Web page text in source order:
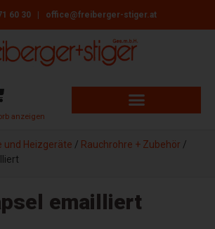
60 30 office@freiberger-stiger.at
anzeigen
und Heizgeräte / Rauchrohre + Zubehör /
emailliert